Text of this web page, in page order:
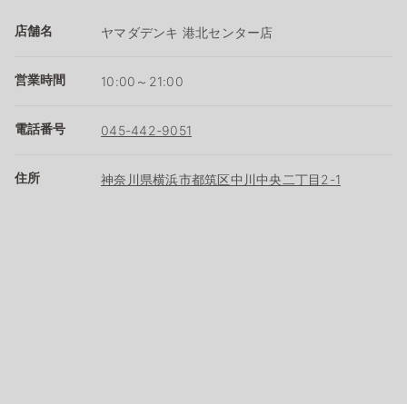
店舗名 ヤマダデンキ 港北センター店
営業時間 10:00～21:00
電話番号 045-442-9051
住所 神奈川県横浜市都筑区中川中央二丁目2-1